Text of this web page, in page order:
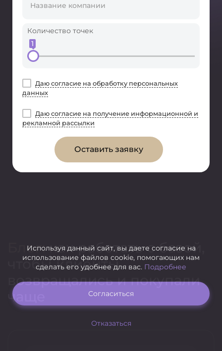
Количество точек
1
Даю согласие на обработку персональных
данных
Даю согласие на получение информационной и
рекламной рассылки
Оставить заявку
Блог:как работать с базой,
чтобы клиенты
возвращались и покупали
чаще
Используя данный сайт, вы даете согласие на
использование файлов cookie, помогающих нам
сделать его удобнее для вас. Подробнее
Согласиться
Отказаться